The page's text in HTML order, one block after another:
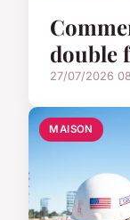
double
27/07/2026
MAISON